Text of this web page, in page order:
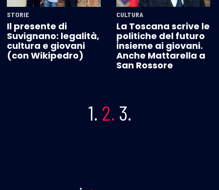
STORIE
Il presente di
Suvignano: legalità,
cultura e giovani
(con Wikipedro)
CULTURA
La Toscana scrive le
politiche del futuro
insieme ai giovani.
Anche Mattarella a
San Rossore
1. 2. 3.